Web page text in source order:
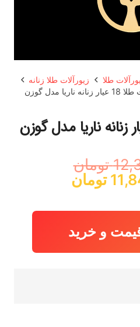
طلا
زیورآلات طلا زنانه
ناریا مدل گوزن
تومان
12,343,120 تومان
تومان
11,849,340
و خرید